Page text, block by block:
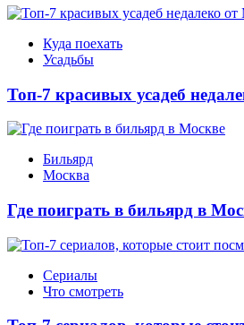
Куда поехать
Усадьбы
Топ-7 красивых усадеб
Бильярд
Москва
Где поиграть в бильярд в
Сериалы
Что смотреть